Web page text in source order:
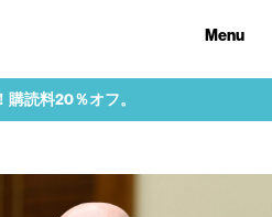
Menu
購読料20％オフ。